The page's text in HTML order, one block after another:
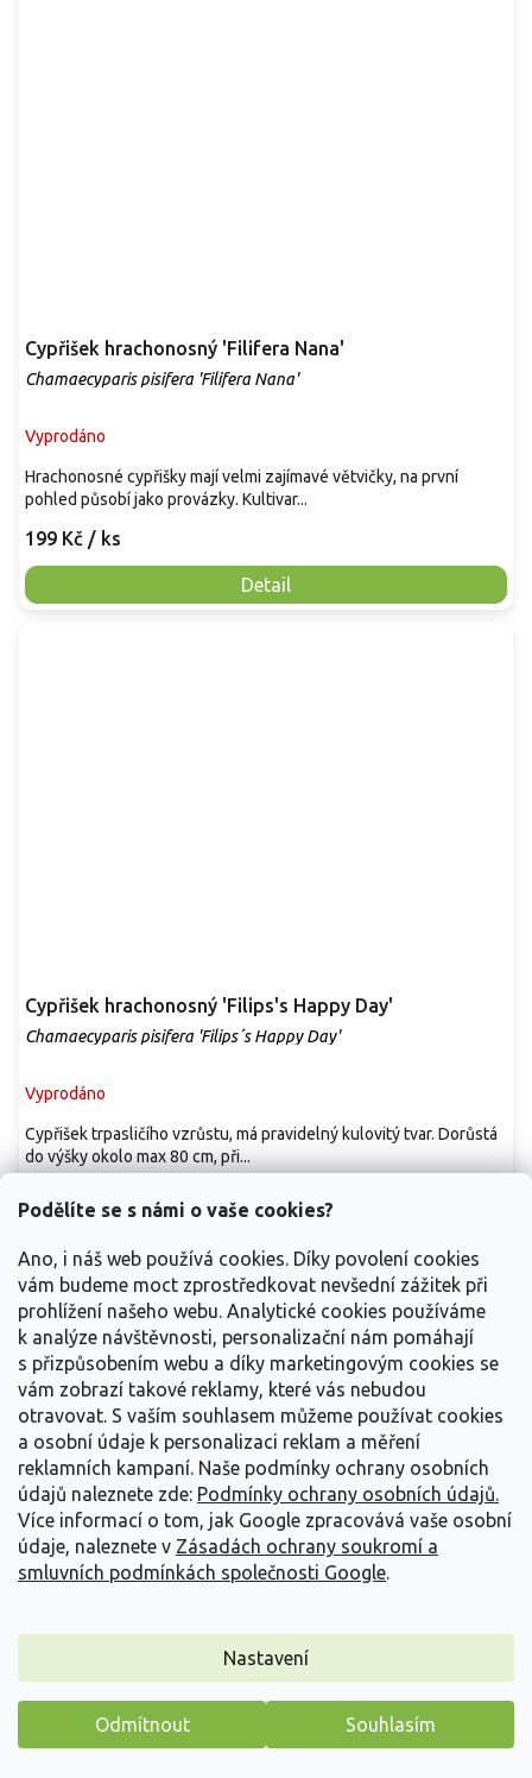
Podělíte se s námi o vaše cookies?
Ano, i náš web používá cookies. Díky povolení cookies
vám budeme moct zprostředkovat nevšední zážitek při
prohlížení našeho webu. Analytické cookies používáme
k analýze návštěvnosti, personalizační nám pomáhají
s přizpůsobením webu a díky marketingovým cookies se
vám zobrazí takové reklamy, které vás nebudou
otravovat. S vaším souhlasem můžeme používat cookies
a osobní údaje k personalizaci reklam a měření
reklamních kampaní. Naše podmínky ochrany osobních
údajů naleznete zde: Podmínky ochrany osobních údajů.
Více informací o tom, jak Google zpracovává vaše osobní
údaje, naleznete v Zásadách ochrany soukromí a
smluvních podmínkách společnosti Google.
Nastavení
Odmítnout Souhlasím
Cypřišek hrachonosný 'Filifera Nana'
Chamaecyparis pisifera 'Filifera Nana'
Vyprodáno
199 Kč / ks
Detail
Hrachonosné cypřišky mají velmi zajímavé větvičky, na první
pohled působí jako provázky. Kultivar...
Cypřišek hrachonosný 'Filips's Happy Day'
Chamaecyparis pisifera 'Filips´s Happy Day'
Vyprodáno
179 Kč
Cypřišek trpasličího vzrůstu, má pravidelný kulovitý tvar. Dorůstá
do výšky okolo max 80 cm, při...
Cypřišek hrachonosný 'Plumosa Compressa Aurea'
Vyprodáno Máme pro vás malý dárek